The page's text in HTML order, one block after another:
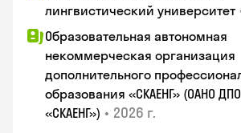
лингвистический университет
Образовательная автономная
некоммерческая организация
дополнительного
образования «СКАЕНГ» (ОАНО ДПО
«СКАЕНГ») • 2026 г.